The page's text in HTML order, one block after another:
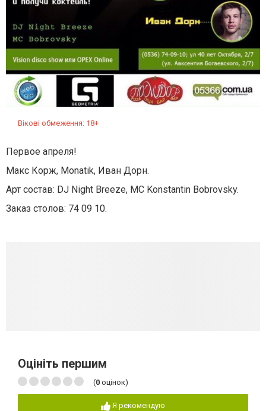
Вікові обмеження: 18+
Первое апреля!
Макс Корж, Monatik, Иван Дорн.
Арт состав: DJ Night Breeze, MC Konstantin Bobrovsky.
Заказ столов: 74 09 10.
Оцініть першим
(0 оцінок)
Я рекомендую